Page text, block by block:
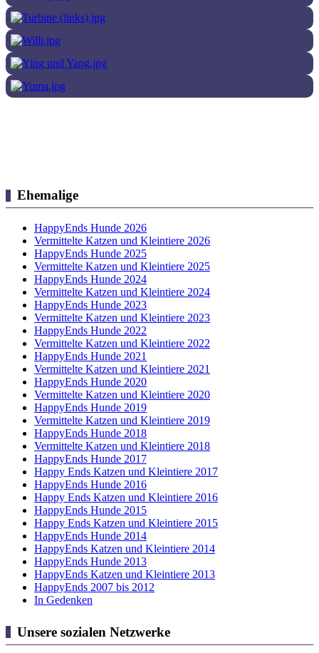
Ehemalige
HappyEnds Hunde 2026
Vermittelte Katzen und Kleintiere 2026
HappyEnds Hunde 2025
Vermittelte Katzen und Kleintiere 2025
HappyEnds Hunde 2024
Vermittelte Katzen und Kleintiere 2024
HappyEnds Hunde 2023
Vermittelte Katzen und Kleintiere 2023
HappyEnds Hunde 2022
Vermittelte Katzen und Kleintiere 2022
HappyEnds Hunde 2021
Vermittelte Katzen und Kleintiere 2021
HappyEnds Hunde 2020
Vermittelte Katzen und Kleintiere 2020
HappyEnds Hunde 2019
Vermittelte Katzen und Kleintiere 2019
HappyEnds Hunde 2018
Vermittelte Katzen und Kleintiere 2018
HappyEnds Hunde 2017
Happy Ends Katzen und Kleintiere 2017
HappyEnds Hunde 2016
Happy Ends Katzen und Kleintiere 2016
HappyEnds Hunde 2015
Happy Ends Katzen und Kleintiere 2015
HappyEnds Hunde 2014
HappyEnds Katzen und Kleintiere 2014
HappyEnds Hunde 2013
HappyEnds Katzen und Kleintiere 2013
HappyEnds 2007 bis 2012
In Gedenken
Unsere sozialen Netzwerke